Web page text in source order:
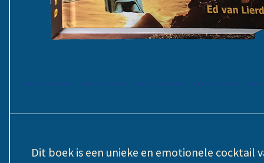
Dit boek is een unieke en emotionele cocktail